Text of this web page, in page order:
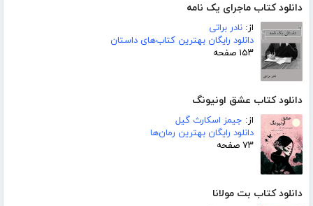
دانلود کتاب ماجرای یک نامه
از: نادر براتی
دانلود رایگان بهترین کتاب‌های داستان
۱۵۳ صفحه
دانلود کتاب عشق اونیونگ
از: جیمز اسکارث گیل
دانلود رایگان بهترین رمان‌ها
۷۳ صفحه
دانلود کتاب بت مولانا